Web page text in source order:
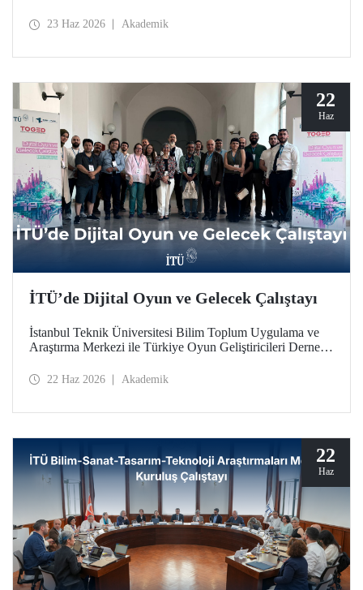
değerli ürünlere dönüştürülmesini amaçlayan çalışma;
23 Haz 2026 Akademik
22
Haz
İTÜ’de Dijital Oyun ve Gelecek Çalıştayı
İstanbul Teknik Üniversitesi Bilim Toplum Uygulama ve
Araştırma Merkezi ile Türkiye Oyun Geliştiricileri Derneği
Gelecek Çalıştayı”, 17 Haziran 2026 tarihinde İTÜ
22 Haz 2026 Akademik
22
Haz